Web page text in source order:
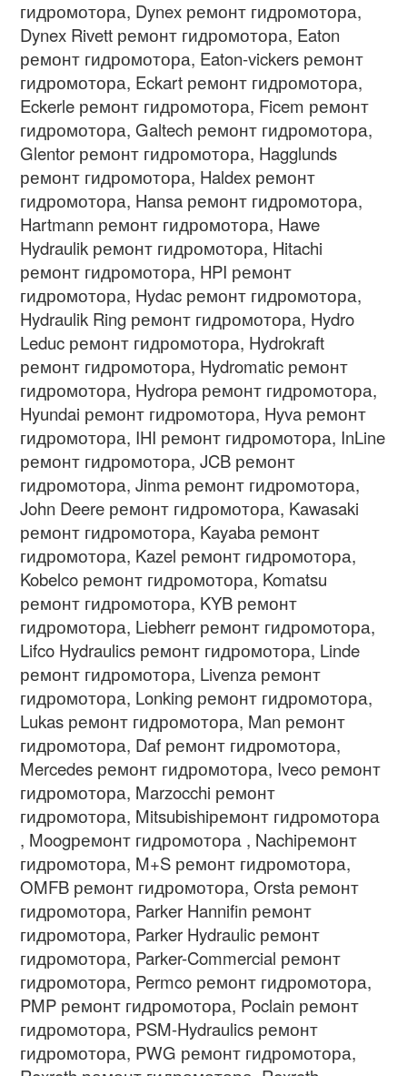
гидромотора, Dynex ремонт гидромотора,
Dynex Rivett ремонт гидромотора, Eaton
ремонт гидромотора, Eaton-vickers ремонт
гидромотора, Eckart ремонт гидромотора,
Eckerle ремонт гидромотора, Ficem ремонт
гидромотора, Galtech ремонт гидромотора,
Glentor ремонт гидромотора, Hagglunds
ремонт гидромотора, Haldex ремонт
гидромотора, Hansa ремонт гидромотора,
Hartmann ремонт гидромотора, Hawe
Hydraulik ремонт гидромотора, Hitachi
ремонт гидромотора, HPI ремонт
гидромотора, Hydac ремонт гидромотора,
Hydraulik Ring ремонт гидромотора, Hydro
Leduc ремонт гидромотора, Hydrokraft
ремонт гидромотора, Hydromatic ремонт
гидромотора, Hydropa ремонт гидромотора,
Hyundai ремонт гидромотора, Hyva ремонт
гидромотора, IHI ремонт гидромотора, InLine
ремонт гидромотора, JCB ремонт
гидромотора, Jinma ремонт гидромотора,
John Deere ремонт гидромотора, Kawasaki
ремонт гидромотора, Kayaba ремонт
гидромотора, Kazel ремонт гидромотора,
Kobelco ремонт гидромотора, Komatsu
ремонт гидромотора, KYB ремонт
гидромотора, Liebherr ремонт гидромотора,
Lifco Hydraulics ремонт гидромотора, Linde
ремонт гидромотора, Livenza ремонт
гидромотора, Lonking ремонт гидромотора,
Lukas ремонт гидромотора, Man ремонт
гидромотора, Daf ремонт гидромотора,
Mercedes ремонт гидромотора, Iveco ремонт
гидромотора, Marzocchi ремонт
гидромотора, Mitsubishiремонт гидромотора
, Moogремонт гидромотора , Nachiремонт
гидромотора, M+S ремонт гидромотора,
OMFB ремонт гидромотора, Orsta ремонт
гидромотора, Parker Hannifin ремонт
гидромотора, Parker Hydraulic ремонт
гидромотора, Parker-Commercial ремонт
гидромотора, Permco ремонт гидромотора,
PMP ремонт гидромотора, Poclain ремонт
гидромотора, PSM-Hydraulics ремонт
гидромотора, PWG ремонт гидромотора,